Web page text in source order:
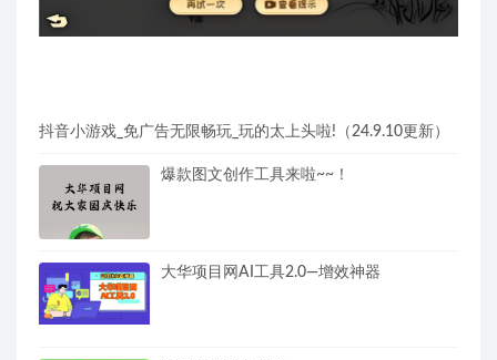
抖音小游戏_免广告无限畅玩_玩的太上头啦!（24.9.10更新）
爆款图文创作工具来啦~~！
大华项目网AI工具2.0—增效神器